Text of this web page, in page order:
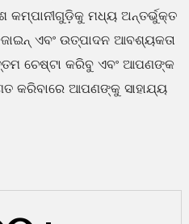
କମ୍ପାନୀଗୁଡ଼ିକୁ ମଧ୍ୟ ଅନ୍ତର୍ଭୁକ୍ତ
ଏବଂ ଉତ୍ପାଦନ ଆବଶ୍ୟକତା
ଚେଷ୍ଟା କରିବୁ ଏବଂ ଆପଣଙ୍କ
କରିବାରେ ଆପଣଙ୍କୁ ସାହାଯ୍ୟ